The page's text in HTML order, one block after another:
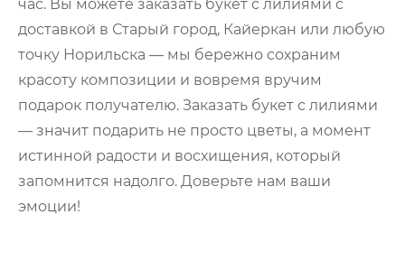
час. Вы можете заказать букет с лилиями с
доставкой в Старый город, Кайеркан или любую
точку Норильска — мы бережно сохраним
красоту композиции и вовремя вручим
подарок получателю. Заказать букет с лилиями
— значит подарить не просто цветы, а момент
истинной радости и восхищения, который
запомнится надолго. Доверьте нам ваши
эмоции!